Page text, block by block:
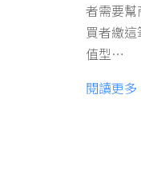
者需要
買者繳
值型…
閱讀更多